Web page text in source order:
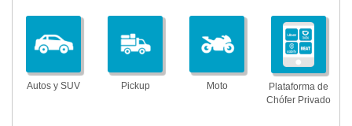
Autos y SUV Pickup Moto
Plataforma de
Chófer Privado